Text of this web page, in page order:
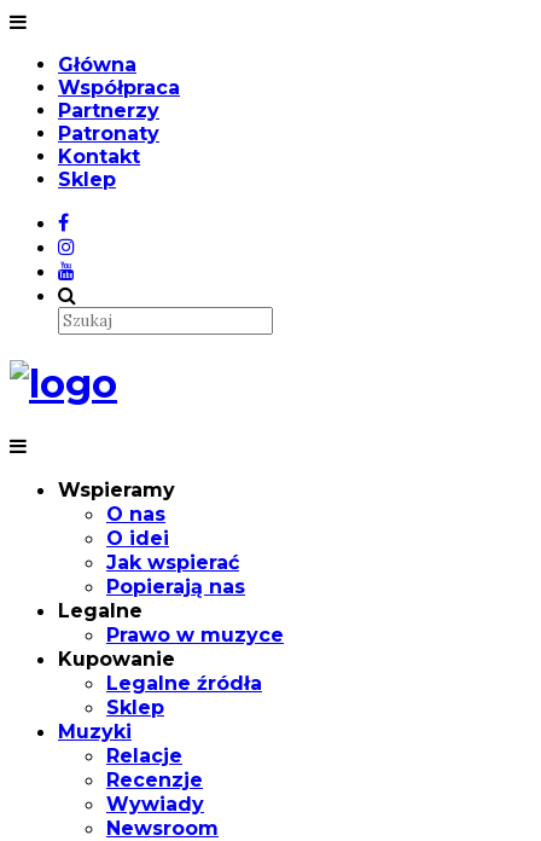
Główna
Współpraca
Partnerzy
Patronaty
Kontakt
Sklep
Wspieramy
O nas
O idei
Jak wspierać
Popierają nas
Legalne
Prawo w muzyce
Kupowanie
Legalne źródła
Sklep
Muzyki
Relacje
Recenzje
Wywiady
Newsroom